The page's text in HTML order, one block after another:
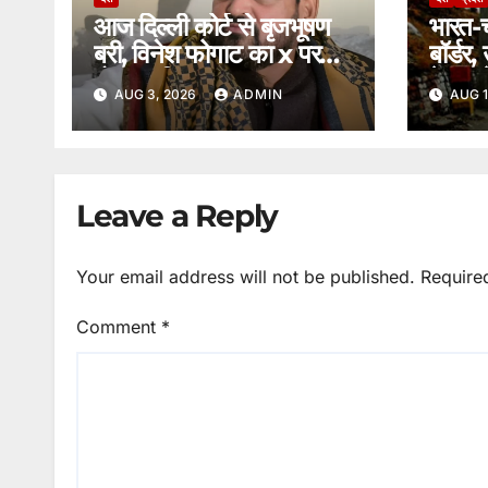
आज दिल्ली कोर्ट से बृजभूषण
बरी, विनेश फोगाट का x पर
पोस्ट, पढ़िए पूरा मामला।
AUG 3, 2026 ADMIN
के AUG
Leave a Reply
Your email address will not be published.
Comment *